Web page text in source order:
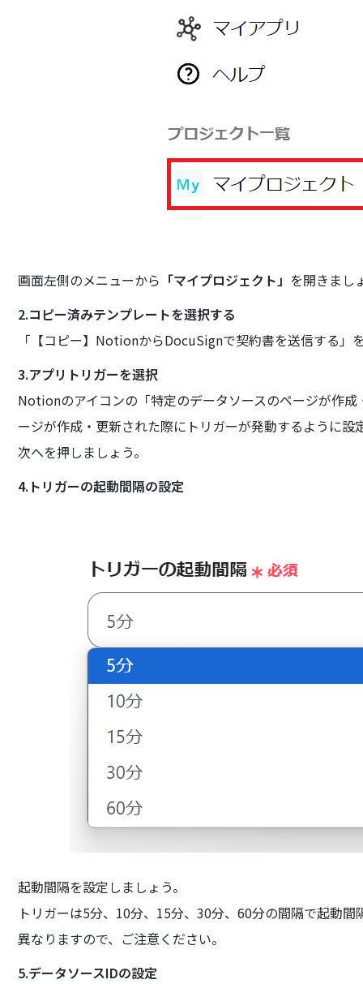
画面左側のメニューから 「マイプロジェクト」 を開きまし
2.コピー済みテンプレートを選択する
「【コピー】NotionからDocuSignで契約書を送信する」
3.アプリトリガーを選択
Notionのアイコンの「特定のデータソースのページが作
ージが作成・更新された際にトリガーが発動するように設
次へを押しましょう。
4.トリガーの起動間隔の設定
起動間隔を設定しましょう。
トリガーは5分、10分、15分、30分、60分の間隔で起動
異なりますので、ご注意ください。
5.データソースIDの設定